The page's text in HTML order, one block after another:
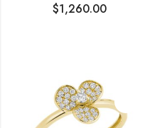
$1,260.00